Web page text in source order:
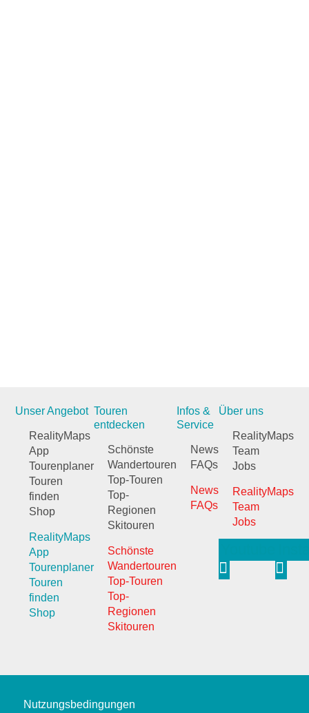
Unser Angebot
RealityMaps
App
Tourenplaner
Touren
finden
Shop
RealityMaps
App
Tourenplaner
Touren
finden
Shop
Touren
entdecken
Schönste
Wandertouren
Top-Touren
Top-
Regionen
Skitouren
Schönste
Wandertouren
Top-Touren
Top-
Regionen
Skitouren
Infos &
Service
News
FAQs
News
FAQs
Über uns
RealityMaps
Team
Jobs
RealityMaps
Team
Jobs
Nutzungsbedingungen